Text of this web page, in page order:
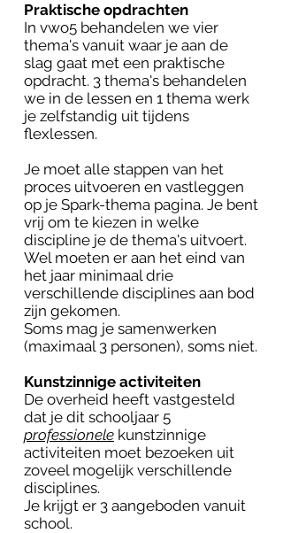
Praktische opdrachten
In vwo5 behandelen we vier
thema's vanuit waar je aan de
slag gaat met een praktische
opdracht. 3 thema's behandelen
we in de lessen en 1 thema werk
je zelfstandig uit tijdens
flexlessen.
Je moet alle stappen van het
proces uitvoeren en vastleggen
op je Spark-thema pagina. Je bent
vrij om te kiezen in welke
discipline je de thema's uitvoert.
Wel moeten er aan het eind van
het jaar minimaal drie
verschillende disciplines aan bod
zijn gekomen.
Soms mag je samenwerken
(maximaal 3 personen), soms niet.
Kunstzinnige activiteiten
​De overheid heeft vastgesteld
dat je dit schooljaar 5
professionele kunstzinnige
activiteiten moet bezoeken uit
zoveel mogelijk verschillende
disciplines.
Je krijgt er 3 aangeboden vanuit
school.